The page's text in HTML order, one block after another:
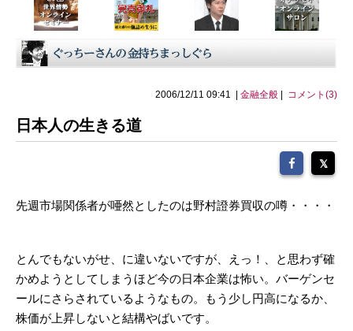
2006/12/11 09:41 | 金融全般 コメント(3)
日本人の生きる道
先週市場関係者が唖然としたのは野村證券買収の噂・・・・
とんでもないがせ、に違いないですが、えっ！、と思わず確
かめようとしてしまうほど今の日本企業は怖い。バーゲンセ
ールにさらされているようなもの。もう少し円高になるか、
株価が上昇しないと結構やばいです。